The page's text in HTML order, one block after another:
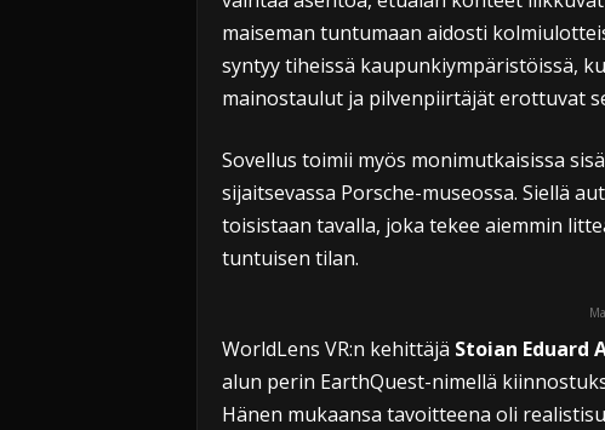
maiseman tuntumaan aidosti
syntyy tiheissä kaupunkiympäristöissä,
mainostaulut ja pilvenpiirtäjät erottuvat
Sovellus toimii myös monimutkaisissa
sijaitsevassa Porsche-museossa. Siellä
toisistaan tavalla, joka tekee aiemmin
tuntuisen tilan.
WorldLens VR:n kehittäjä Stoian Eduard
alun perin EarthQuest-nimellä
Hänen mukaansa tavoitteena oli